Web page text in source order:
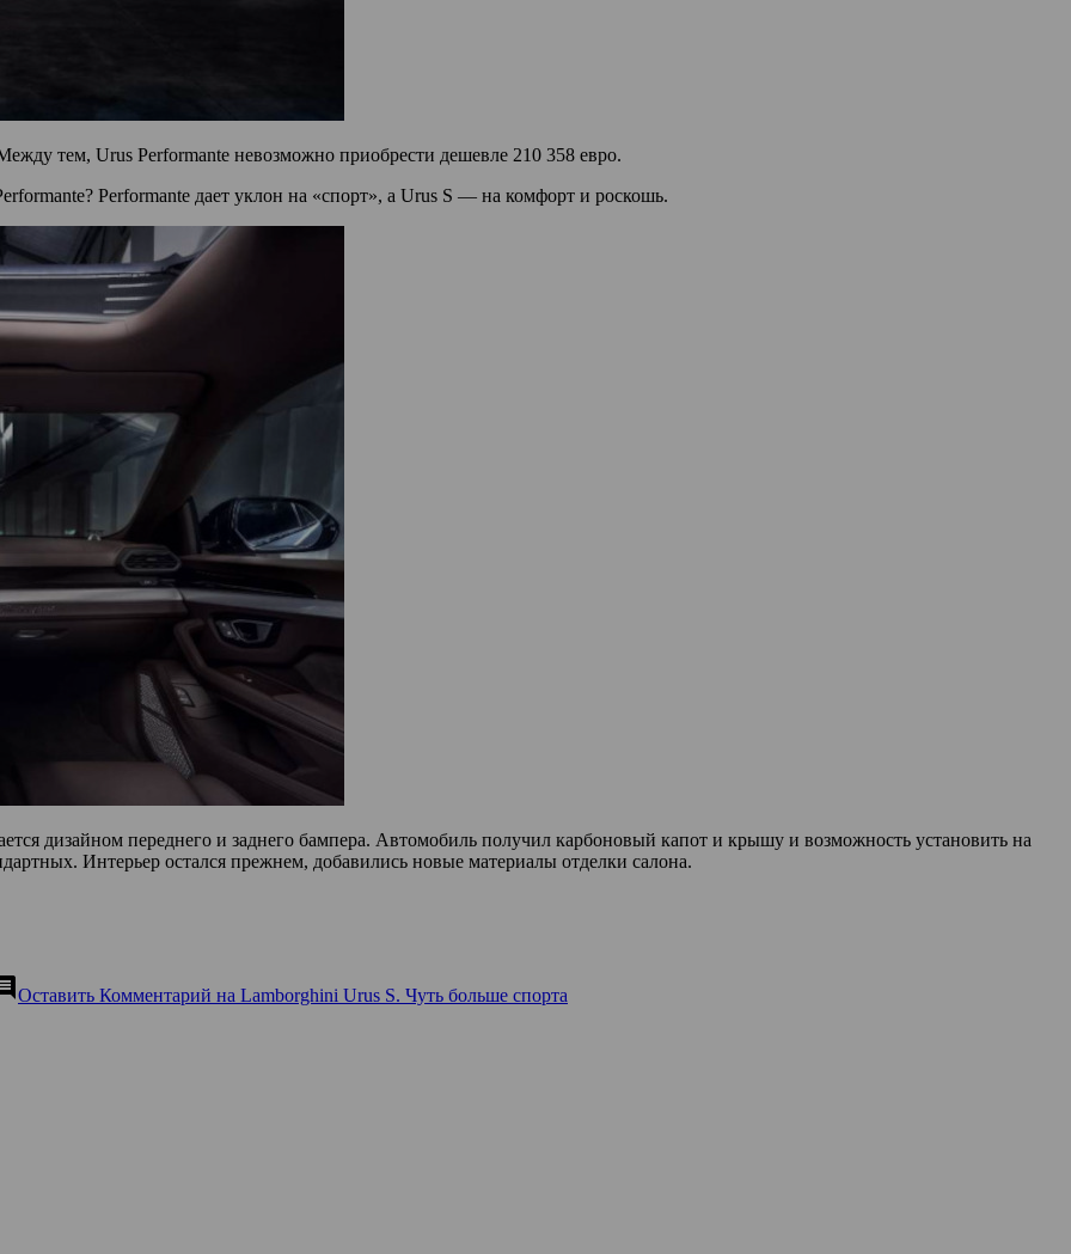
тем, Urus Performante невозможно приобрести дешевле 210 358 евро.
Performante дает уклон на «спорт», а Urus S — на комфорт и роскошь.
дизайном переднего и заднего бампера. Автомобиль получил карбоновый капот и крышу и возможность установить на
Интерьер остался прежнем, добавились новые материалы отделки салона.
Оставить Комментарий на Lamborghini Urus S. Чуть больше спорта